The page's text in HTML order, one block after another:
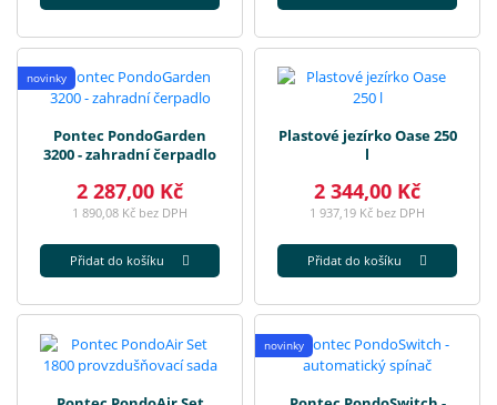
novinky
Pontec PondoGarden
3200 - zahradní čerpadlo
2 287,00 Kč
1 890,08 Kč bez DPH
Přidat do košíku
Plastové jezírko Oase 250
l
2 344,00 Kč
1 937,19 Kč bez DPH
Přidat do košíku
novinky